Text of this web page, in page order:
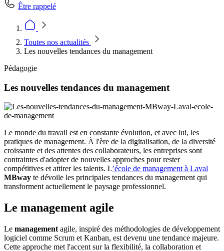
Être rappelé
Toutes nos actualités
Les nouvelles tendances du management
Pédagogie
Les nouvelles tendances du management
Le monde du travail est en constante évolution, et avec lui, les
pratiques de management. À l'ère de la digitalisation, de la diversité
croissante et des attentes des collaborateurs, les entreprises sont
contraintes d'adopter de nouvelles approches pour rester
compétitives et attirer les talents. L’école de management à Laval
MBway te dévoile les principales tendances du management qui
transforment actuellement le paysage professionnel.
Le management agile
Le management agile, inspiré des méthodologies de développement
logiciel comme Scrum et Kanban, est devenu une tendance majeure.
Cette approche met l'accent sur la flexibilité, la collaboration et